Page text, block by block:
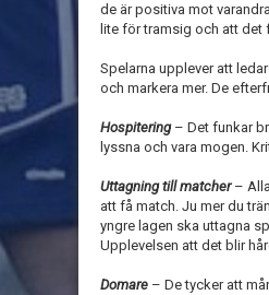
de är positiva mot
lite för tramsig och att det
Spelarna upplever att
och markera mer. De
Hospitering – Det funkar
lyssna och vara mogen.
Uttagning till matcher–
att få match. Ju mer du
yngre lagen ska uttagna
Upplevelsen att det blir
Domare – De tycker att